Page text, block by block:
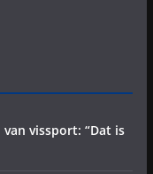
vissport: “Dat is